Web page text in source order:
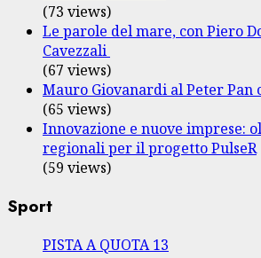
(73 views)
Le parole del mare, con Piero
Cavezzali
(67 views)
Mauro Giovanardi al Peter Pan
(65 views)
Innovazione e nuove imprese:
regionali per il progetto PulseR
(59 views)
Sport
PISTA A QUOTA 13